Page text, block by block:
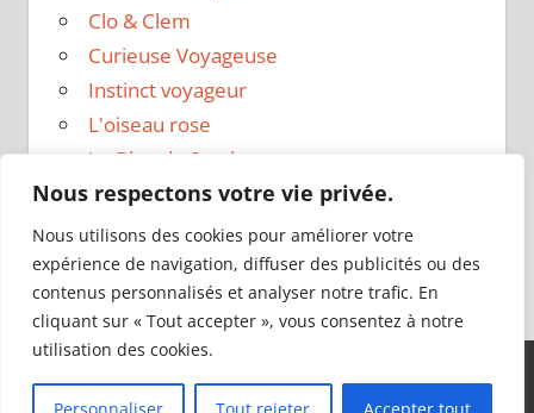
Nous respectons votre vie privée.
Nous utilisons des cookies pour améliorer votre
expérience de navigation, diffuser des publicités ou des
contenus personnalisés et analyser notre trafic. En
cliquant sur « Tout accepter », vous consentez à notre
utilisation des cookies.
Clo & Clem
Curieuse Voyageuse
Instinct voyageur
L'oiseau rose
Le Blog de Sarah
Le sac a dos
Madame Oreille
Voyages et Vagabondages
Thème WordPress : Tortuga par ThemeZee.